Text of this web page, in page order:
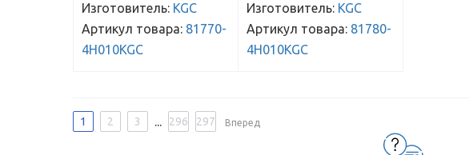
Изготовитель: KGC
Артикул товара: 81770-
4H010KGC
Изготовитель: KGC
Артикул товара: 81780-
4H010KGC
1 2 3 ... 296 297 Вперед